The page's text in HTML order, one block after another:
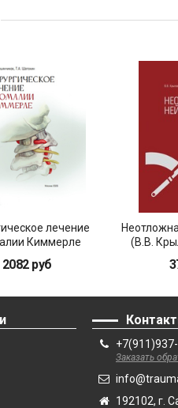
лечение
Киммерле
2082 руб
(В.В.
Заказать
192102, г.